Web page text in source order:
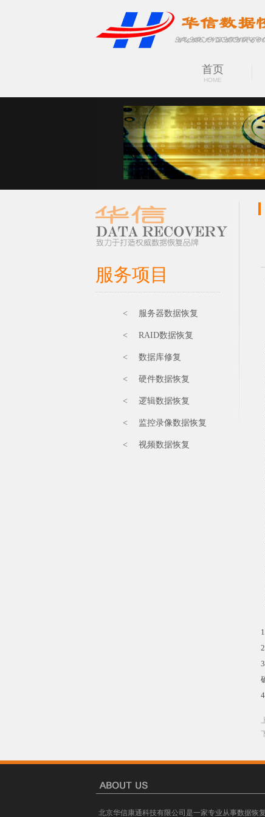
首页
HOME
服务项目
< 服务器数据恢复
< RAID数据恢复
< 数据库修复
< 硬件数据恢复
< 逻辑数据恢复
< 监控录像数据恢复
< 视频数据恢复
北京华信康通科技有限公司是一家专业从事数据恢